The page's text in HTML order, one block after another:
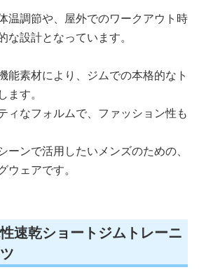
温調節や、屋外でのワークアウト時
な設計となっています。
能素材により、ジムでの本格的なト
す。
ィなフォルムで、ファッション性も
ーンで活用したいメンズのための、
ェアです。
速乾ショートジムトレーニ